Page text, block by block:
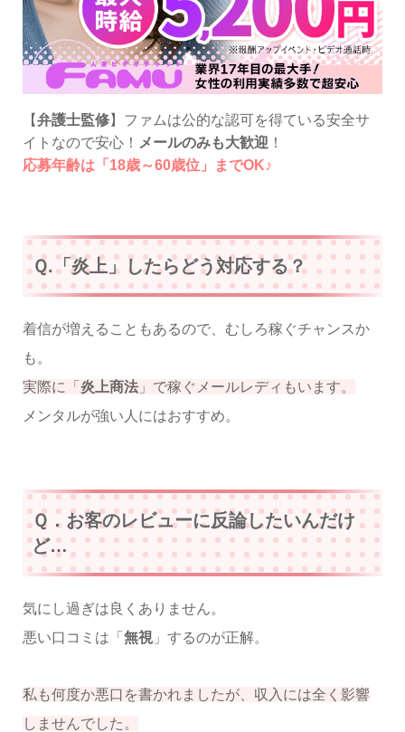
【弁護士監修】ファムは公的な認可を得ている安全サ
イトなので安心！ メールのみも大歓迎 ！
応募年齢は「18歳～60歳位」までOK♪
Ｑ.「炎上」したらどう対応する？
着信が増えることもあるので、むしろ稼ぐチャンスか
も。
実際に「 炎上商法」で稼ぐメールレディもいます。
メンタルが強い人にはおすすめ。
Ｑ．お客のレビューに反論したいんだけ
ど…
気にし過ぎは良くありません。
悪い口コミは「 無視」するのが正解。
私も何度か悪口を書かれましたが、収入には全く影響
しませんでした。